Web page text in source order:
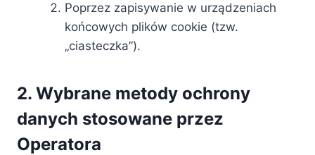
Poprzez zapisywanie w urządzeniach
końcowych plików cookie (tzw.
„ciasteczka”).
2. Wybrane metody ochrony
danych stosowane przez
Operatora